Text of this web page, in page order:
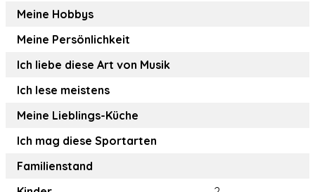
Meine Hobbys
Meine Persönlichkeit
Ich liebe diese Art von Musik
Ich lese meistens
Meine Lieblings-Küche
Ich mag diese Sportarten
Familienstand